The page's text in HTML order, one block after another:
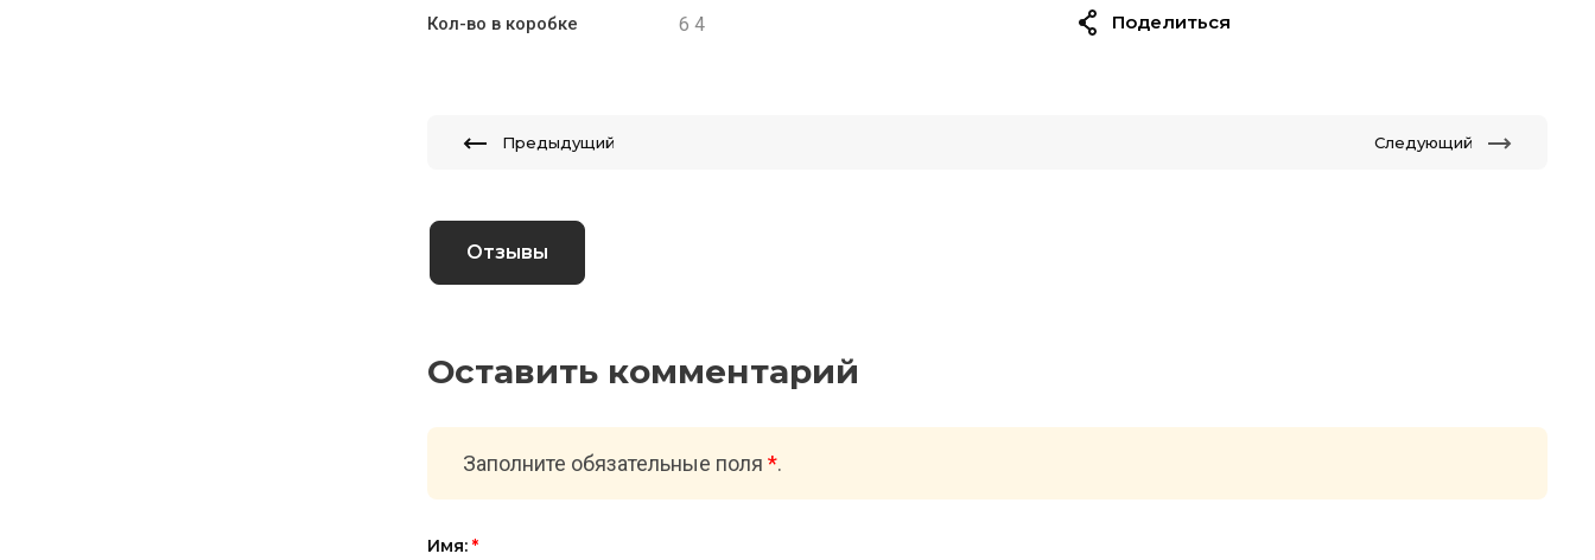
Кол-во в коробке 6 4 Поделиться
Предыдущий Следующий
Отзывы
Оставить комментарий
Заполните обязательные поля *.
Имя: *